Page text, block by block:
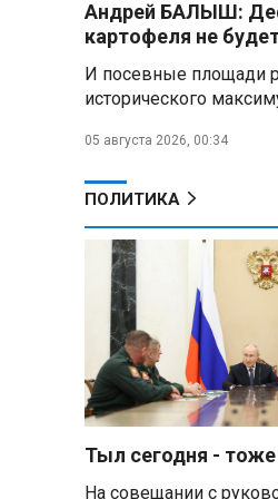
Алесандр
работу сельской
возмутился
тухлятиной»
Владимир
меры по защите
Минобороны
уничтожил
ВСУ в
области
Главы
подписали три
e‑торговле,
ученым званиям
Андрей БАЛЫШ:
картофеля не
И посевные площади
исторического
05 августа 2026, 00:34
ПОЛИТИКА
Тыл сегодня -
На совещании с